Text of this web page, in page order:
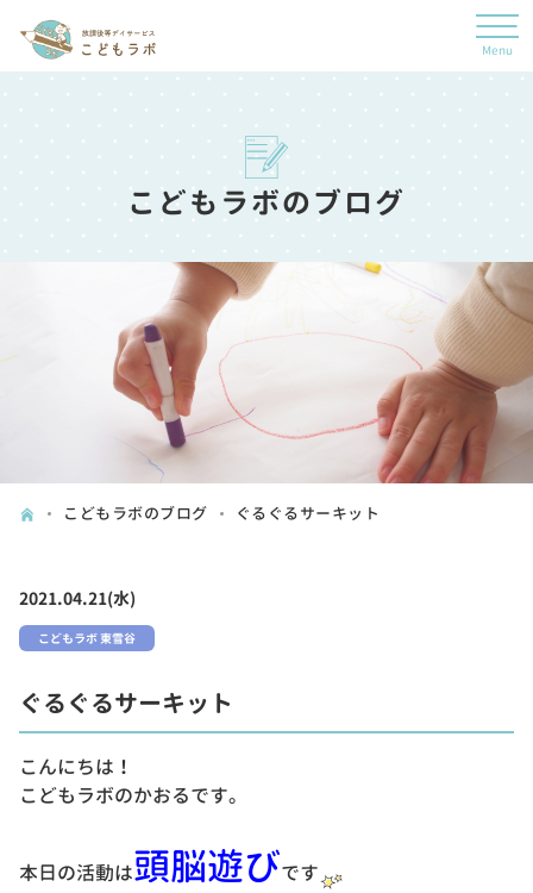
こどもラボのブログ
こどもラボのブログ ぐるぐるサーキット
2021.04.21(水)
こどもラボ 東雪谷
ぐるぐるサーキット
こんにちは！
こどもラボのかおるです。
本日の活動は頭脳遊びです